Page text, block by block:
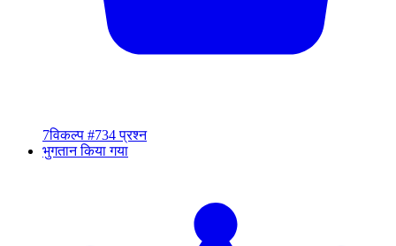
7विकल्प #734 प्रश्न
भुगतान किया गया